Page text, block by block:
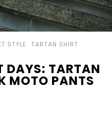
STYLE TARTAN SHIRT
DAYS: TARTAN
MOTO PANTS